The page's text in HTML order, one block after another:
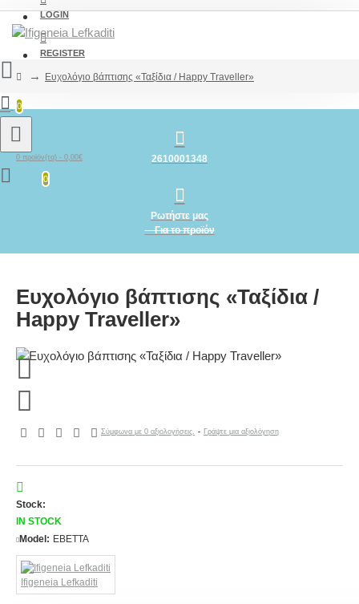
LOGIN
REGISTER
0
0 προϊόν(τα) - 0,00€
0
Ευχολόγιο βάπτισης «Ταξίδια / Happy Traveller»
2610001348
Ρωτήστε μας
Για το προϊόν
Ευχολόγιο βάπτισης «Ταξίδια /
Happy Traveller»
Σύμφωνα με 0 αξιολογήσεις. - Γράψτε μια αξιολόγηση
Stock:
IN STOCK
Model: EBETTA
Ifigeneia Lefkaditi